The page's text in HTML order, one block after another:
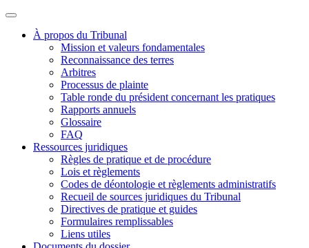
À propos du Tribunal
Mission et valeurs fondamentales
Reconnaissance des terres
Arbitres
Processus de plainte
Table ronde du président concernant les pratiques
Rapports annuels
Glossaire
FAQ
Ressources juridiques
Règles de pratique et de procédure
Lois et règlements
Codes de déontologie et règlements administratifs
Recueil de sources juridiques du Tribunal
Directives de pratique et guides
Formulaires remplissables
Liens utiles